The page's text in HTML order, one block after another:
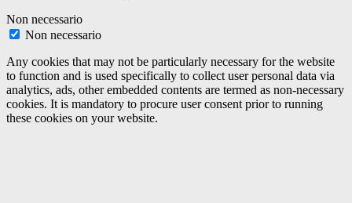
Non necessario
Non necessario
Any cookies that may not be particularly necessary for the website
to function and is used specifically to collect user personal data via
analytics, ads, other embedded contents are termed as non-necessary
cookies. It is mandatory to procure user consent prior to running
these cookies on your website.